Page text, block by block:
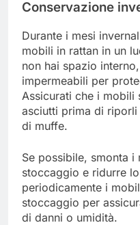
Conservazione
Durante i mesi
mobili in rattan in un
non hai spazio
impermeabili per
Assicurati che i mobili
asciutti prima di
di muffe.
Se possibile, smonta
stoccaggio e ridurre
periodicamente i
stoccaggio per
di danni o umidità.